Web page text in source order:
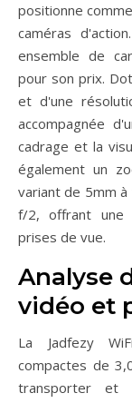
positionne
caméras
ensemble de
pour son prix.
et d'une
accompagnée
cadrage et la
également un
variant de 5mm
f/2, offrant une
prises de vue.
Analyse
vidéo et
La Jadfezy
compactes de
transporter et